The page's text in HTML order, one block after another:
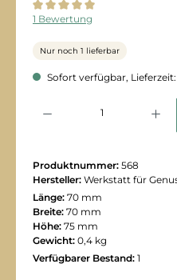
Durchschnittliche Bewertung
1 Bewertung
Nur noch 1 lieferbar
Sofort verfügbar, Lieferzeit:
Produktnummer: 568
Hersteller: Werkstatt für
Länge: 70 mm
Breite: 70 mm
Höhe: 75 mm
Gewicht: 0,4 kg
Verfügbarer Bestand: 1